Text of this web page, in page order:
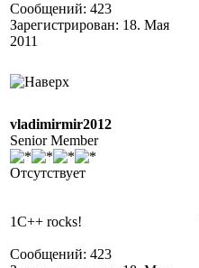
Сообщений: 423
Зарегистрирован: 18. Мая
2011
vladimirmir2012
Senior Member
Отсутствует
1C++ rocks!
Сообщений: 423